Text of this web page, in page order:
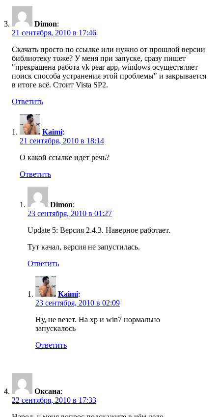
Dimon:
21 сентября, 2010 в 17:46
Скачать просто по ссылке или нужно от прошлой версии
библиотеку тоже? У меня при запуске, сразу пишет
"прекращена работа vk pear app, windows осуществляет
поиск способа устранения этой проблемы" и закрывается
в итоге всё. Стоит Vista SP2.
Ответить
Kaimi:
21 сентября, 2010 в 18:14
О какой ссылке идет речь?
Ответить
Dimon:
23 сентября, 2010 в 01:27
Update 5: Версия 2.4.3. Наверное работает.
Тут качал, версия не запустилась.
Ответить
Kaimi:
23 сентября, 2010 в 02:09
Ну, не везет. На xp и win7 нормально
запускалось
Ответить
Оксана:
22 сентября, 2010 в 17:33